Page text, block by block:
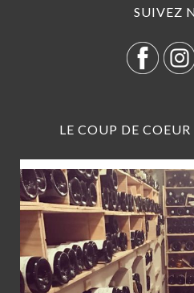
SUIVEZ
LE COUP DE